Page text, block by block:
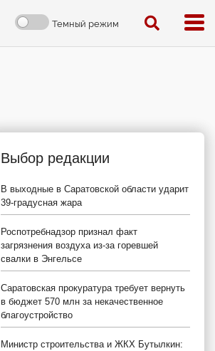
Темный режим
Выбор редакции
В выходные в Саратовской области ударит
39-градусная жара
Роспотребнадзор признал факт
загрязнения воздуха из-за горевшей
свалки в Энгельсе
Саратовская прокуратура требует вернуть
в бюджет 570 млн за некачественное
благоустройство
Министр строительства и ЖКХ Бутылкин: